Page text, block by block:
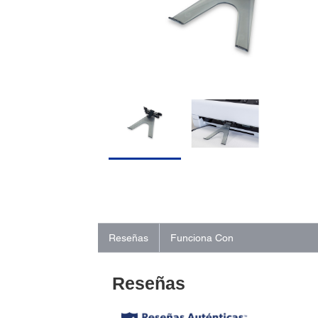
Reseñas Funciona Con